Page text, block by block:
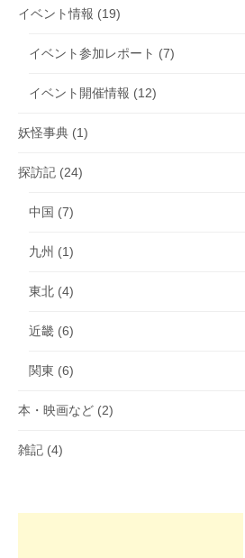
イベント情報 (19)
イベント参加レポート (7)
イベント開催情報 (12)
妖怪事典 (1)
探訪記 (24)
中国 (7)
九州 (1)
東北 (4)
近畿 (6)
関東 (6)
本・映画など (2)
雑記 (4)